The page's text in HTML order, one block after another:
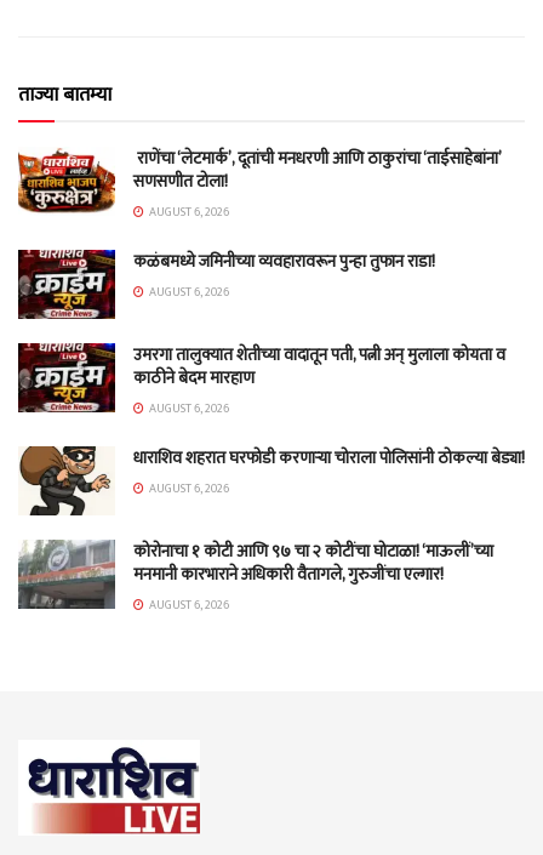
ताज्या बातम्या
राणेंचा ‘लेटमार्क’, दूतांची मनधरणी आणि ठाकुरांचा ‘ताईसाहेबांना’
सणसणीत टोला!
AUGUST 6, 2026
कळंबमध्ये जमिनीच्या व्यवहारावरून पुन्हा तुफान राडा!
AUGUST 6, 2026
उमरगा तालुक्यात शेतीच्या वादातून पती, पत्नी अन् मुलाला कोयता व
काठीने बेदम मारहाण
AUGUST 6, 2026
धाराशिव शहरात घरफोडी करणाऱ्या चोराला पोलिसांनी ठोकल्या बेड्या!
AUGUST 6, 2026
कोरोनाचा १ कोटी आणि ९७ चा २ कोटींचा घोटाळा! ‘माऊलीं’च्या
मनमानी कारभाराने अधिकारी वैतागले, गुरुजींचा एल्गार!
AUGUST 6, 2026